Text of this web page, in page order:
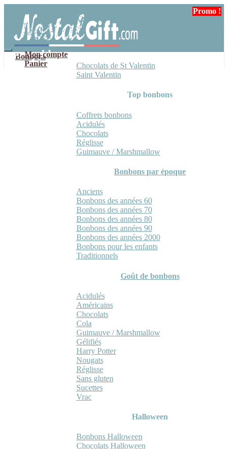
navigation
contenu
Mon compte
Panier
Bonbons
Chocolats de St Valentin
Saint Valentin
Top bonbons
Coffrets bonbons
Acidulés
Chocolats
Réglisse
Guimauve / Marshmallow
Bonbons par époque
Anciens
Bonbons des années 60
Bonbons des années 70
Bonbons des années 80
Bonbons des années 90
Bonbons des années 2000
Bonbons pour les enfants
Traditionnels
Goût de bonbons
Acidulés
Américains
Chocolats
Cola
Guimauve / Marshmallow
Gélifiés
Harry Potter
Nougats
Réglisse
Sans gluten
Sucettes
Vrac
Halloween
Bonbons Halloween
Chocolats Halloween
Promo !